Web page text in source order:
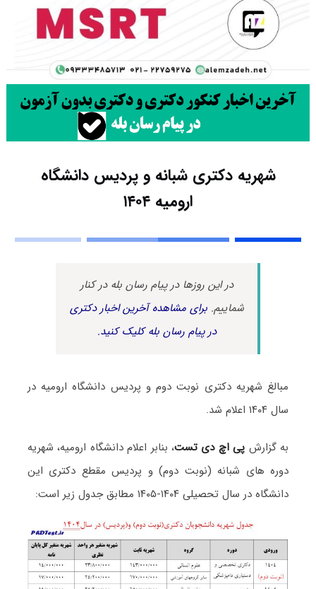
شهریه دکتری شبانه و پردیس دانشگاه
ارومیه ۱۴۰۴
در این روزها در پیام رسان بله در کنار
شماییم.برای مشاهده آخرین اخبار دکتری
در پیام رسان بله کلیک کنید.
مبالغ شهریه دکتری نوبت دوم و پردیس دانشگاه ارومیه در
سال ۱۴۰۴ اعلام شد.
به گزارش پی اچ دی تست، بنابر اعلام دانشگاه ارومیه، شهریه
دوره های شبانه (نوبت دوم) و پردیس مقطع دکتری این
دانشگاه در سال تحصیلی ۱۴۰۴-۱۴۰۵ مطابق جدول زیر است: